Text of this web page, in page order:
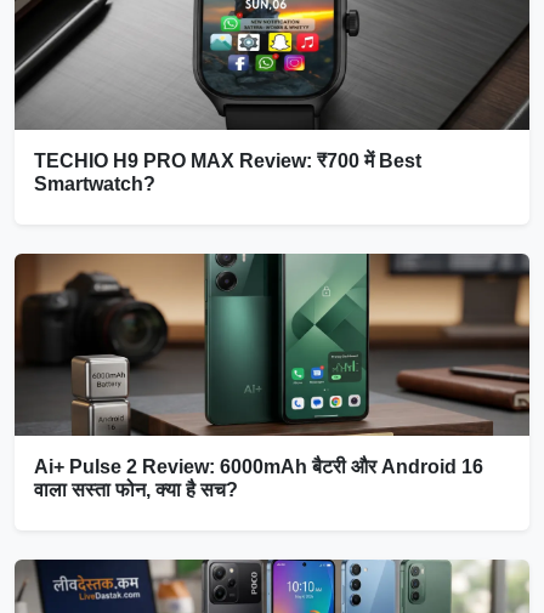
TECHIO H9 PRO MAX Review: ₹700 में Best
Smartwatch?
Ai+ Pulse 2 Review: 6000mAh बैटरी और Android 16
वाला सस्ता फोन, क्या है सच?